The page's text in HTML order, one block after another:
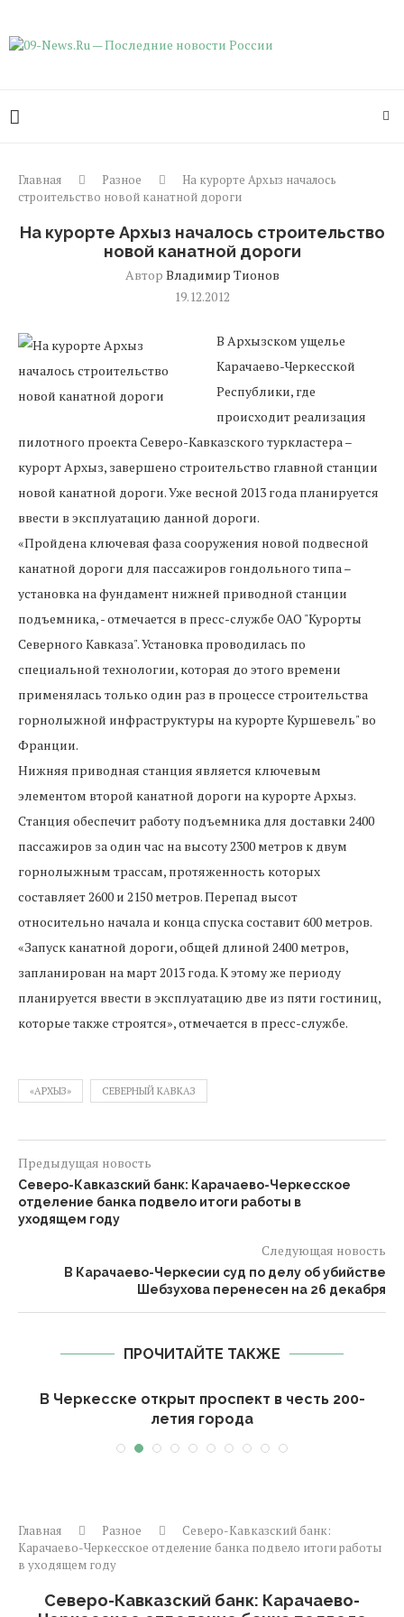
Главная Разное
На курорте Архыз началось
строительство новой канатной дороги
На курорте Архыз началось строительство
новой канатной дороги
Автор Владимир Тионов
19.12.2012
В Архызском ущелье
Карачаево-Черкесской
Республики, где
происходит реализация
пилотного проекта Северо-Кавказского туркластера –
курорт Архыз, завершено строительство главной станции
новой канатной дороги. Уже весной 2013 года планируется
ввести в эксплуатацию данной дороги.
«Пройдена ключевая фаза сооружения новой подвесной
канатной дороги для пассажиров гондольного типа –
установка на фундамент нижней приводной станции
подъемника, - отмечается в пресс-службе ОАО "Курорты
Северного Кавказа". Установка проводилась по
специальной технологии, которая до этого времени
применялась только один раз в процессе строительства
горнолыжной инфраструктуры на курорте Куршевель" во
Франции.
Нижняя приводная станция является ключевым
элементом второй канатной дороги на курорте Архыз.
Станция обеспечит работу подъемника для доставки 2400
пассажиров за один час на высоту 2300 метров к двум
горнолыжным трассам, протяженность которых
составляет 2600 и 2150 метров. Перепад высот
относительно начала и конца спуска составит 600 метров.
«Запуск канатной дороги, общей длиной 2400 метров,
запланирован на март 2013 года. К этому же периоду
планируется ввести в эксплуатацию две из пяти гостиниц,
которые также строятся», отмечается в пресс-службе.
«АРХЫЗ» СЕВЕРНЫЙ КАВКАЗ
Предыдущая новость
Северо-Кавказский банк: Карачаево-Черкесское
отделение банка подвело итоги работы в
уходящем году
Следующая новость
В Карачаево-Черкесии суд по делу об убийстве
Шебзухова перенесен на 26 декабря
ПРОЧИТАЙТЕ ТАКЖЕ
В Черкесске открыт проспект в честь 200-
летия города
Главная Разное
Северо-Кавказский банк:
Карачаево-Черкесское отделение банка подвело итоги работы
в уходящем году
Северо-Кавказский банк: Карачаево-